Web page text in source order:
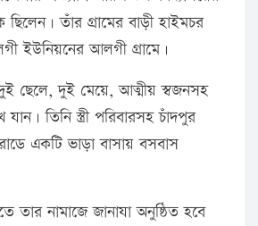
ছিলেন। তাঁর গ্রামের বাড়ী হাইমচর
ইউনিয়নের আলগী গ্রামে।
দুই ছেলে, দুই মেয়ে, আত্মীয় স্বজনসহ
যান। তিনি স্ত্রী পরিবারসহ চাঁদপুর
একটি ভাড়া বাসায় বসবাস
তার নামাজে জানাযা অনুষ্ঠিত হবে